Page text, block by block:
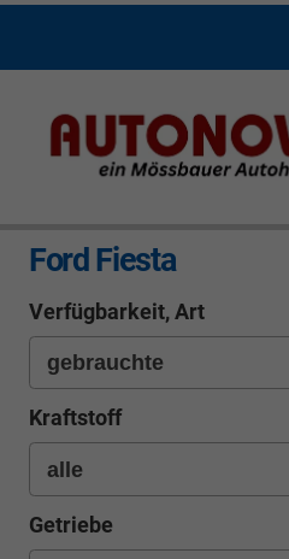
Ford Fiesta
Verfügbarkeit, Art
Kraftstoff
Getriebe